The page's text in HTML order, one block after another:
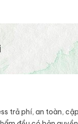
trả phí, an toàn,